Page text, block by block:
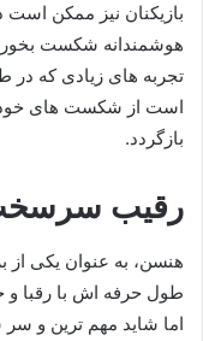
بازیکنان نیز ممکن است
هوشمندانه شکست
تجربه‌ های زیادی که
است از شکست‌ های خود
بازگردد.
رقیب
هنسن، به عنوان یکی از
طول حرفه‌ اش با رقبا
اما شاید مهم‌ ترین و